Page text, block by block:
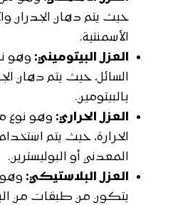
حيث يتم دهان الجدران
الأسمنتية.
العزل البيتوميني: وهو
السائل، حيث يتم دهان
بالبيتومين.
العزل الحراري: وهو نوع
الحرارة، حيث يتم
المعدني أو البوليسترين.
العزل البلاستيكي: وهو
يتكون من طبقات من